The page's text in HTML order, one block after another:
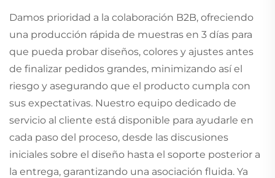
Damos prioridad a la colaboración B2B, ofreciendo
una producción rápida de muestras en 3 días para
que pueda probar diseños, colores y ajustes antes
de finalizar pedidos grandes, minimizando así el
riesgo y asegurando que el producto cumpla con
sus expectativas. Nuestro equipo dedicado de
servicio al cliente está disponible para ayudarle en
cada paso del proceso, desde las discusiones
iniciales sobre el diseño hasta el soporte posterior a
la entrega, garantizando una asociación fluida. Ya